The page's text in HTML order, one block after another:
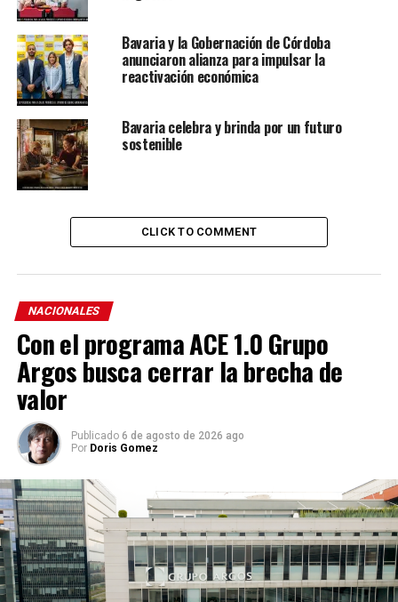
Bavaria y la Gobernación de Córdoba
anunciaron alianza para impulsar la
reactivación económica
Bavaria celebra y brinda por un futuro
sostenible
CLICK TO COMMENT
NACIONALES
Con el programa ACE 1.0 Grupo
Argos busca cerrar la brecha de
valor
Publicado 6 de agosto de 2026 ago
Por Doris Gomez